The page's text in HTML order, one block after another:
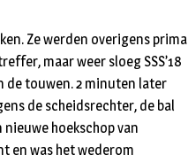
Ze werden overigens prima
maar weer sloeg SSS’18
de touwen. 2 minuten later
de scheidsrechter, de bal
hoekschop van
en was het wederom